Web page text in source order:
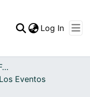
Statistics
Log In
Archivo del Patrimonio Fotográfico y Fílmico del Valle del Cauca
Los Eventos